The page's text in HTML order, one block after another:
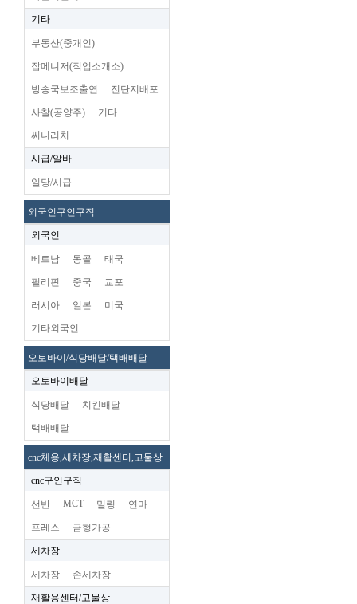
기타
부동산(중개인)
잡메니저(직업소개소)
방송국보조출연 전단지배포
사찰(공양주) 기타
써니리치
시급/알바
일당/시급
외국인구인구직
외국인
베트남 몽골 태국
필리핀 중국 교포
러시아 일본 미국
기타외국인
오토바이/식당배달/택배배달
오토바이배달
식당배달 치킨배달
택배배달
cnc체용,세차장,재활센터,고물상
cnc구인구직
선반 MCT 밀링 연마
프레스 금형가공
세차장
세차장 손세차장
재활용센터/고물상